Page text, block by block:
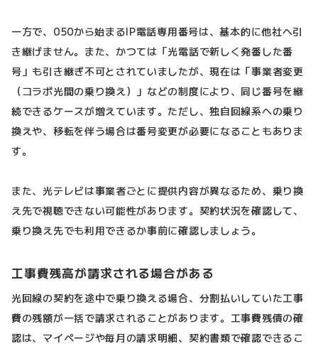
一方で、050から始まるIP電話専用番号は、基本的に他社へ引
き継げません。また、かつては「光電話で新しく発番した番
号」も引き継ぎ不可とされていましたが、現在は「事業者変更
（コラボ光間の乗り換え）」などの制度により、同じ番号を継
続できるケースが増えています。ただし、独自回線系への乗り
換えや、移転を伴う場合は番号変更が必要になることもありま
す。
また、光テレビは事業者ごとに提供内容が異なるため、乗り換
え先で視聴できない可能性があります。契約状況を確認して、
乗り換え先でも利用できるか事前に確認しましょう。
工事費残高が請求される場合がある
光回線の契約を途中で乗り換える場合、分割払いしていた工事
費の残額が一括で請求されることがあります。工事費残債の確
認は、マイページや毎月の請求明細、契約書類で確認できるこ